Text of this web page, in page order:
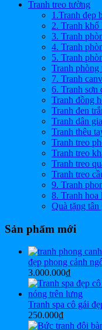
Tranh treo tường
1.Tranh đẹp
2. Tranh khổ
3. Tranh
4. Tranh
5. Tranh
Tranh phòng
7. Tranh
6. Tranh sơn
Tranh đồng
Tranh đen
Tranh dân
Tranh thêu
Tranh treo
Tranh treo
Tranh treo
Tranh treo
9. Tranh
8. Tranh hoa
Quà tặng tân
Sản phẩm mới
đẹp phong cảnh
3.000.000₫
Tranh spa cô gái
250.000₫